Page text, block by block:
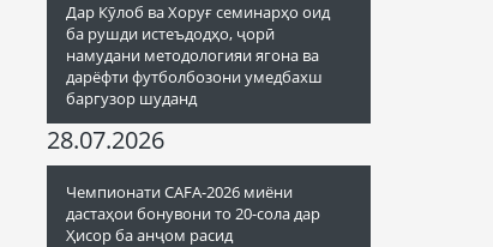
Дар Кӯлоб ва Хоруғ семинарҳо оид
ба рушди истеъдодҳо, ҷорӣ
намудани методологияи ягона ва
дарёфти футболбозони умедбахш
баргузор шуданд
28.07.2026
Чемпионати CAFA-2026 миёни
дастаҳои бонувони то 20-сола дар
Ҳисор ба анҷом расид